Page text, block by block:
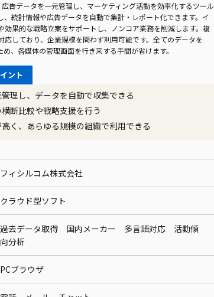
広告データを一元管理し、マーケティング活動を効率化するツール
、統計情報や広告データを自動で集計・レポート化できます。イ
効果的な戦略立案をサポートし、ノンコア業務を削減します。複
応しており、企業規模を問わず利用可能です。全てのデータを
、各媒体の管理画面を行き来する手間が省けます。
ント
理し、データを自動で収集できる
断比較や戦略支援を行う
く、あらゆる規模の組織で利用できる
フィシルコム株式会社
クラウド型ソフト
過去データ取得 国内メーカー 多言語対応 活動傾
向分析
PCブラウザ